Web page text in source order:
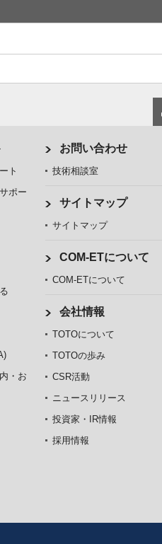
ト
ポー
・お
お問い合わせ
技術相談室
サイトマップ
サイトマップ
COM-ETについて
COM-ETについて
会社情報
TOTOについて
TOTOの歩み
CSR活動
ニュースリリース
投資家・IR情報
採用情報